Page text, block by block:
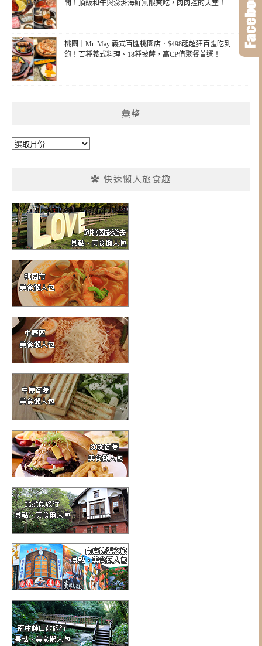
間！頂級和牛與澎湃海鮮無限爽吃，肉肉控的天堂！
桃園｜Mr. May 義式百匯桃園店．$498起超狂百匯吃到
飽！百種義式料理、18種披薩，高CP值聚餐首選！
彙整
彙
✿ 快速懶人旅食趣